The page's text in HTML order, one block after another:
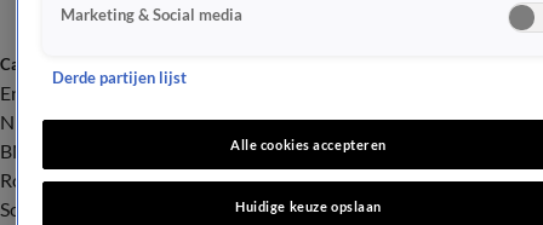
Categorieën
Entertainment
Nieuws
BN'ers
Royalty
Songfestival
Marketing & Social media
Derde partijen lijst
Alle cookies accepteren
Huidige keuze opslaan